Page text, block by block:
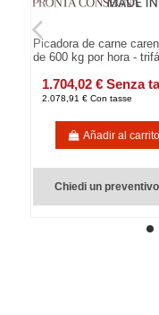
Picadora de carne
de 600 kg por hora -
1.704,02 € Senza
2.078,91 € Con tasse
Añadir al carrito
Chiedi un preventivo